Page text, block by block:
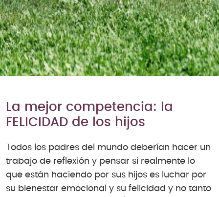
La mejor competencia: la
FELICIDAD de los hijos
Todos los padres del mundo deberían hacer un
trabajo de reflexión y pensar si realmente lo
que están haciendo por sus hijos es luchar por
su bienestar emocional y su felicidad y no tanto